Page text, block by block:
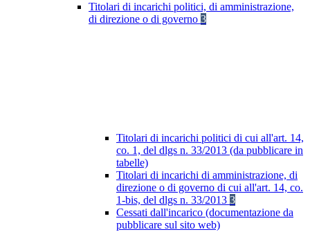
Titolari di incarichi politici, di amministrazione,
di direzione o di governo 3
Titolari di incarichi politici di cui all'art. 14,
co. 1, del dlgs n. 33/2013 (da pubblicare in
tabelle)
Titolari di incarichi di amministrazione, di
direzione o di governo di cui all'art. 14, co.
1-bis, del dlgs n. 33/2013 3
Cessati dall'incarico (documentazione da
pubblicare sul sito web)